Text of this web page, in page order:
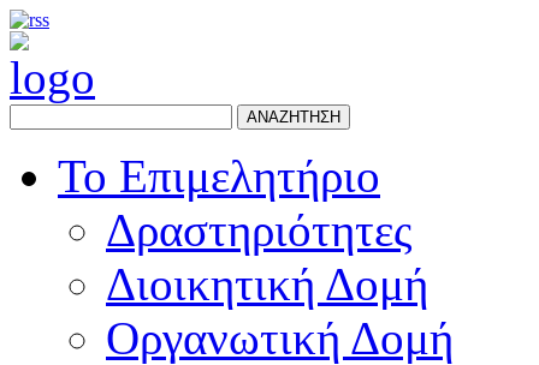
ΑΝΑΖΗΤΗΣΗ
Το Επιμελητήριο
Δραστηριότητες
Διοικητική Δομή
Οργανωτική Δομή